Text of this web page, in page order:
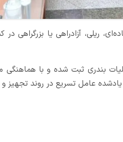
ریلی، آزادراهی یا بزرگراهی
بندری ثبت شده و با هماهنگی
عامل تسریع در روند تجهیز و